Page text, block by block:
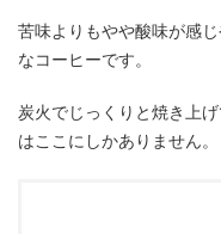
苦味よりもやや酸味が感
なコーヒーです。
炭火でじっくりと焼き上
はここにしかありません。